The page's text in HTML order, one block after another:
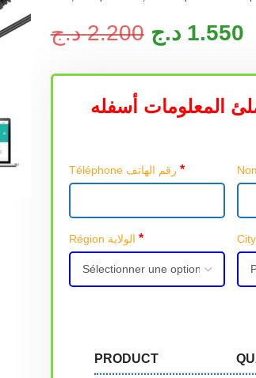
2.200 د.ج 1.550 د.ج
المعلومات أسفله
*
* City
PRODUCT